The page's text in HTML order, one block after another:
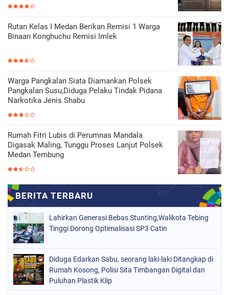
Rutan Kelas I Medan Berikan Remisi 1 Warga
Binaan Konghuchu Remisi Imlek
Warga Pangkalan Siata Diamankan Polsek
Pangkalan Susu,Diduga Pelaku Tindak Pidana
Narkotika Jenis Shabu
Rumah Fitri Lubis di Perumnas Mandala
Digasak Maling, Tunggu Proses Lanjut Polsek
Medan Tembung
Lahirkan Generasi Bebas Stunting,Walikota Tebing
Tinggi Dorong Optimalisasi SP3 Catin
Diduga Edarkan Sabu, seorang laki-laki Ditangkap di
Rumah Kosong, Polisi Sita Timbangan Digital dan
Puluhan Plastik Klip